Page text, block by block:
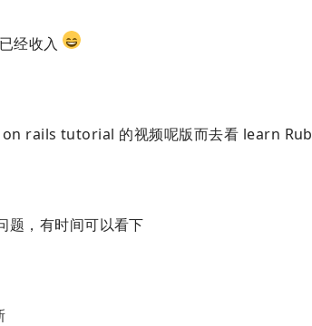
经收入
on rails tutorial 的视频呢版而去看 learn
题，有时间可以看下